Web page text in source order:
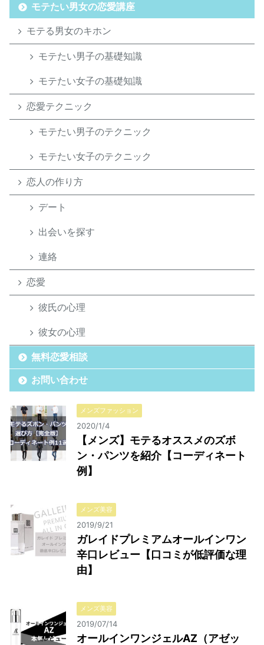
モテたい男女の恋愛講座
モテる男女のキホン
モテたい男子の基礎知識
モテたい女子の基礎知識
恋愛テクニック
モテたい男子のテクニック
モテたい女子のテクニック
恋人の作り方
デート
出会いを探す
連絡
恋愛
彼氏の心理
彼女の心理
無料恋愛相談
お問い合わせ
メンズファッション
2020/1/4
【メンズ】モテるオススメのズボ
ン・パンツを紹介【コーディネート
例】
メンズ美容
2019/9/21
ガレイドプレミアムオールインワン
辛口レビュー【口コミが低評価な理
由】
メンズ美容
2019/07/14
オールインワンジェルAZ（アゼッ